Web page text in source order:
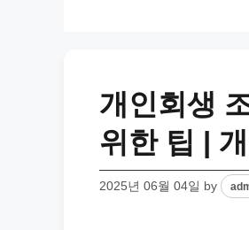
개인회생
위한 팁 |
2025년 06월 04일 by